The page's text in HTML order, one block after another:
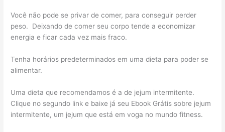
Você não pode se privar de comer, para conseguir perder
peso. Deixando de comer seu corpo tende a economizar
energia e ficar cada vez mais fraco.
Tenha horários predeterminados em uma dieta para poder se
alimentar.
Uma dieta que recomendamos é a de jejum intermitente.
Clique no segundo link e baixe já seu Ebook Grátis sobre jejum
intermitente, um jejum que está em voga no mundo fitness.